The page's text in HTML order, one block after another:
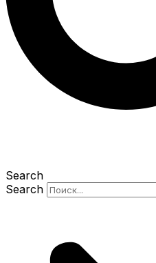
Search
Search